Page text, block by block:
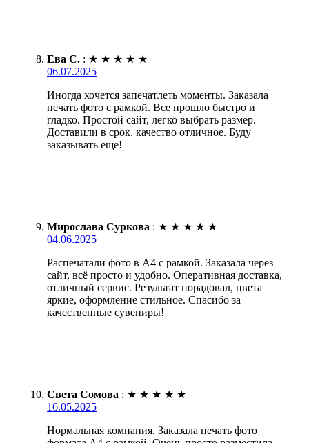
Ева С. : ★ ★ ★ ★ ★
06.07.2025
Иногда хочется запечатлеть моменты. Заказала
печать фото с рамкой. Все прошло быстро и
гладко. Простой сайт, легко выбрать размер.
Доставили в срок, качество отличное. Буду
заказывать еще!
Мирослава Суркова : ★ ★ ★ ★ ★
04.06.2025
Распечатали фото в А4 с рамкой. Заказала через
сайт, всё просто и удобно. Оперативная доставка,
отличный сервис. Результат порадовал, цвета
яркие, оформление стильное. Спасибо за
качественные сувениры!
Света Сомова : ★ ★ ★ ★ ★
16.05.2025
Нормальная компания. Заказала печать фото